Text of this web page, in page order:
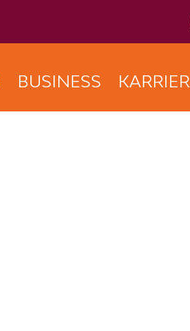
BUSINESS KARRIER